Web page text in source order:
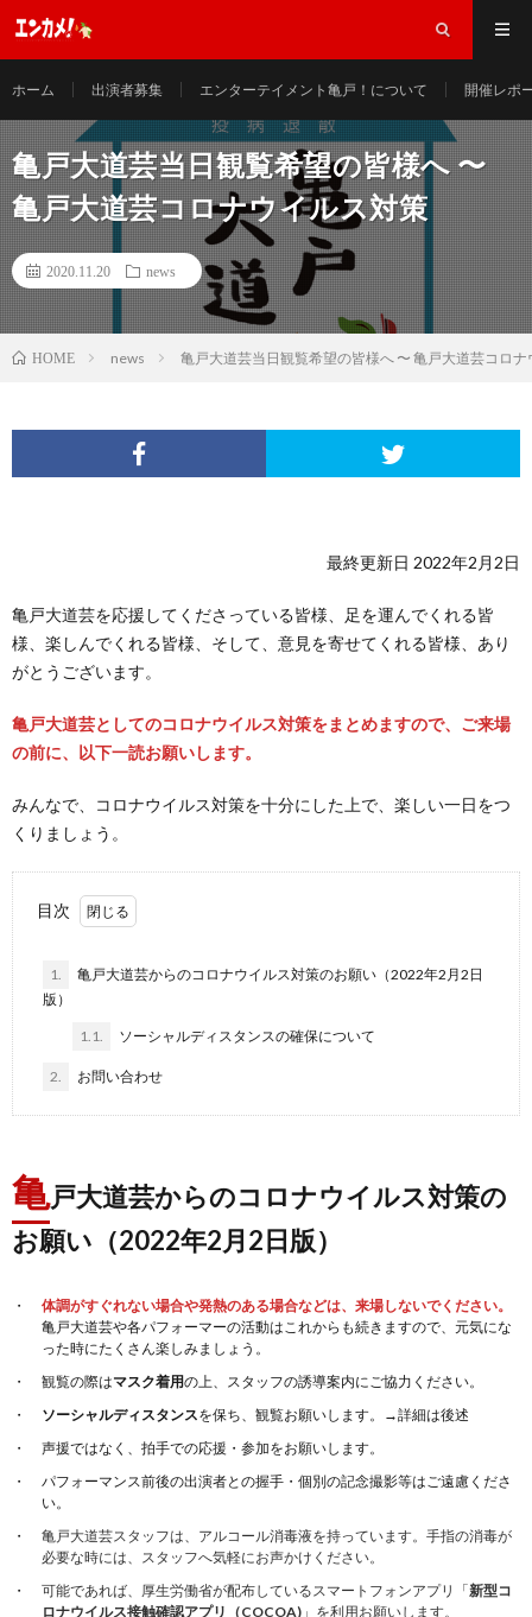
ホーム 出演者募集 エンターテイメント亀戸！について 開催レポ
亀戸大道芸当日観覧希望の皆様へ 〜
亀戸大道芸コロナウイルス対策
2020.11.20 news
HOME news 亀戸大道芸当日観覧希望の皆様へ 〜 亀戸大道芸コロ
最終更新日 2022年2月2日
亀戸大道芸を応援してくださっている皆様、足を運んでくれる皆
様、楽しんでくれる皆様、そして、意見を寄せてくれる皆様、あり
がとうございます。
亀戸大道芸としてのコロナウイルス対策をまとめますので、ご来場
の前に、以下一読お願いします。
みんなで、コロナウイルス対策を十分にした上で、楽しい一日をつ
くりましょう。
目次
1.
亀戸大道芸からのコロナウイルス対策のお願い（2022年2月2日
版）
1.1. ソーシャルディスタンスの確保について
2. お問い合わせ
亀戸大道芸からのコロナウイルス対策の
お願い（2022年2月2日版）
体調がすぐれない場合や発熱のある場合などは、来場しないでください。
亀戸大道芸や各パフォーマーの活動はこれからも続きますので、元気にな
った時にたくさん楽しみましょう。
観覧の際はマスク着用の上、スタッフの誘導案内にご協力ください。
ソーシャルディスタンスを保ち、観覧お願いします。→詳細は後述
声援ではなく、拍手での応援・参加をお願いします。
パフォーマンス前後の出演者との握手・個別の記念撮影等はご遠慮くださ
い。
亀戸大道芸スタッフは、アルコール消毒液を持っています。手指の消毒が
必要な時には、スタッフへ気軽にお声かけください。
可能であれば、厚生労働省が配布しているスマートフォンアプリ「新型コ
ロナウイルス接触確認アプリ（COCOA) 」を利用お願いします。